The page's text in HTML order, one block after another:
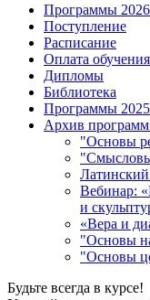
Программы
Поступление
Расписание
Оплата обучения
Дипломы
Библиотека
Программы
Архив
"Основы
Вебинар:
и
«Вера и
"Основы
"Основы
Будьте всегда в курсе!